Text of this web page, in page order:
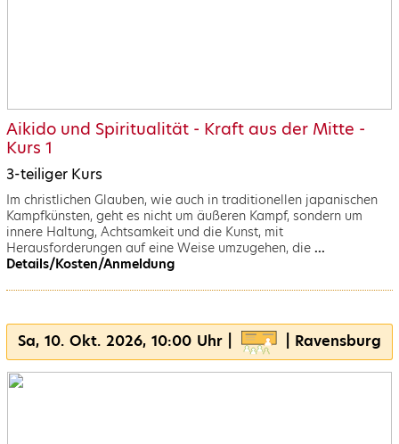
Aikido und Spiritualität - Kraft aus der Mitte -
Kurs 1
3-teiliger Kurs
Im christlichen Glauben, wie auch in traditionellen japanischen
Kampfkünsten, geht es nicht um äußeren Kampf, sondern um
innere Haltung, Achtsamkeit und die Kunst, mit
Herausforderungen auf eine Weise umzugehen, die...
Details/Kosten/Anmeldung
Sa, 10. Okt. 2026, 10:00 Uhr | | Ravensburg